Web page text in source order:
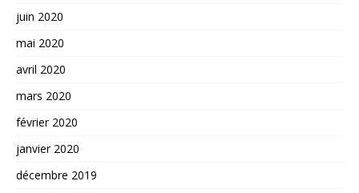
juin 2020
mai 2020
avril 2020
mars 2020
février 2020
janvier 2020
décembre 2019